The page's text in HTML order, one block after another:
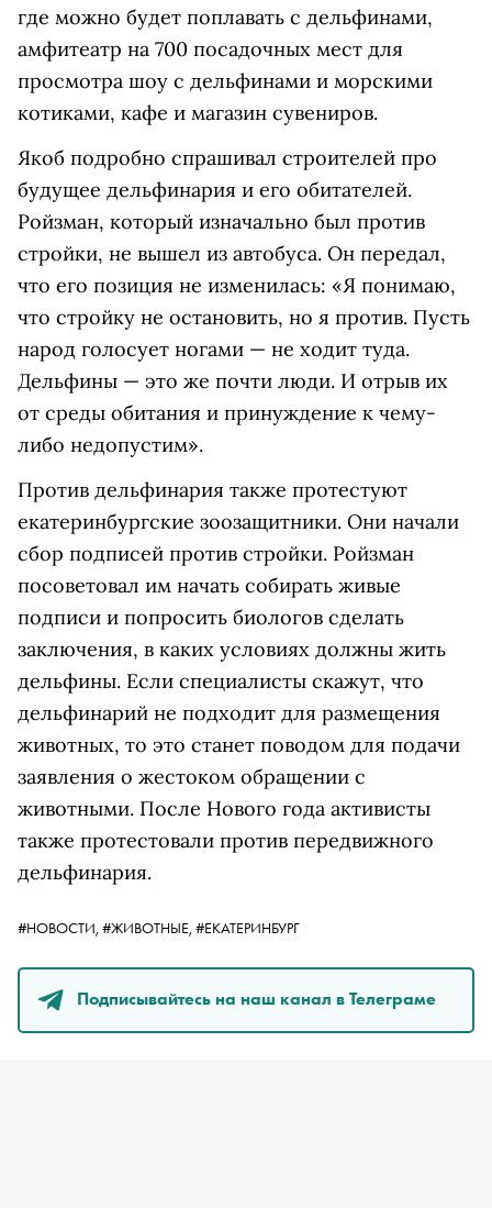
где можно будет поплавать с дельфинами,
амфитеатр на 700 посадочных мест для
просмотра шоу с дельфинами и морскими
котиками, кафе и магазин сувениров.
Якоб подробно спрашивал строителей про
будущее дельфинария и его обитателей.
Ройзман, который изначально был против
стройки, не вышел из автобуса. Он передал,
что его позиция не изменилась: «Я понимаю,
что стройку не остановить, но я против. Пусть
народ голосует ногами — не ходит туда.
Дельфины — это же почти люди. И отрыв их
от среды обитания и принуждение к чему-
либо недопустим».
Против дельфинария также протестуют
екатеринбургские зоозащитники. Они начали
сбор подписей против стройки. Ройзман
посоветовал им начать собирать живые
подписи и попросить биологов сделать
заключения, в каких условиях должны жить
дельфины. Если специалисты скажут, что
дельфинарий не подходит для размещения
животных, то это станет поводом для подачи
заявления о жестоком обращении с
животными. После Нового года активисты
также протестовали против передвижного
дельфинария.
#НОВОСТИ, #ЖИВОТНЫЕ, #ЕКАТЕРИНБУРГ
Подписывайтесь на наш канал в Телеграме